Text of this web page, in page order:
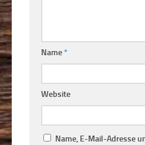
Name*
Website
Name, E-Mail-Adresse